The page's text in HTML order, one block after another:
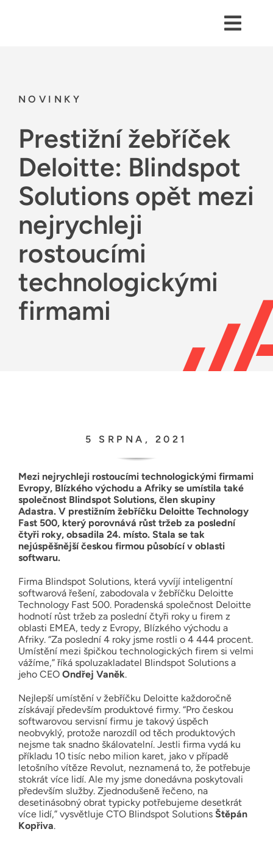
Platformy
Řešení
Zdroje
NOVINKY
Prestižní žebříček
Deloitte: Blindspot
Solutions opět mezi
nejrychleji
rostoucími
technologickými
firmami
5 SRPNA, 2021
Mezi nejrychleji rostoucími technologickými firmami
Evropy, Blízkého východu a Afriky se umístila také
společnost Blindspot Solutions, člen skupiny
Adastra. V prestižním žebříčku Deloitte Technology
Fast 500, který porovnává růst tržeb za poslední
čtyři roky, obsadila 24. místo. Stala se tak
nejúspěšnější českou firmou působící v oblasti
softwaru.
Firma Blindspot Solutions, která vyvíjí inteligentní
softwarová řešení, zabodovala v žebříčku Deloitte
Technology Fast 500. Poradenská společnost Deloitte
hodnotí růst tržeb za poslední čtyři roky u firem z
oblasti EMEA, tedy z Evropy, Blízkého východu a
Afriky. “Za poslední 4 roky jsme rostli o 4 444 procent.
Umístění mezi špičkou technologických firem si velmi
vážíme,” říká spoluzakladatel Blindspot Solutions a
jeho CEO Ondřej Vaněk.
Nejlepší umístění v žebříčku Deloitte každoročně
získávají především produktové firmy. “Pro českou
softwarovou servisní firmu je takový úspěch
neobvyklý, protože narozdíl od těch produktových
nejsme tak snadno škálovatelní. Jestli firma vydá ku
příkladu 10 tisíc nebo milion karet, jako v případě
letošního vítěze Revolut, neznamená to, že potřebuje
stokrát více lidí. Ale my jsme donedávna poskytovali
především služby. Zjednodušeně řečeno, na
desetinásobný obrat typicky potřebujeme desetkrát
více lidí,” vysvětluje CTO Blindspot Solutions Štěpán
Kopřiva.